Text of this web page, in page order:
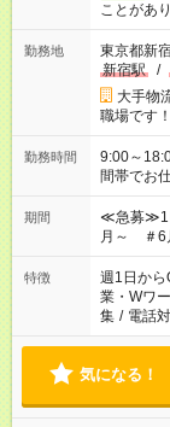
ことがあ
勤務地
東京都新
新宿駅
/
大手物
職場です！
勤務時間
9:00～18:00
間帯でお
17:00～
期間
≪急募≫1
月～ ＃6
特徴 週1日から
業・Wワ
集 / 電話
気になる！